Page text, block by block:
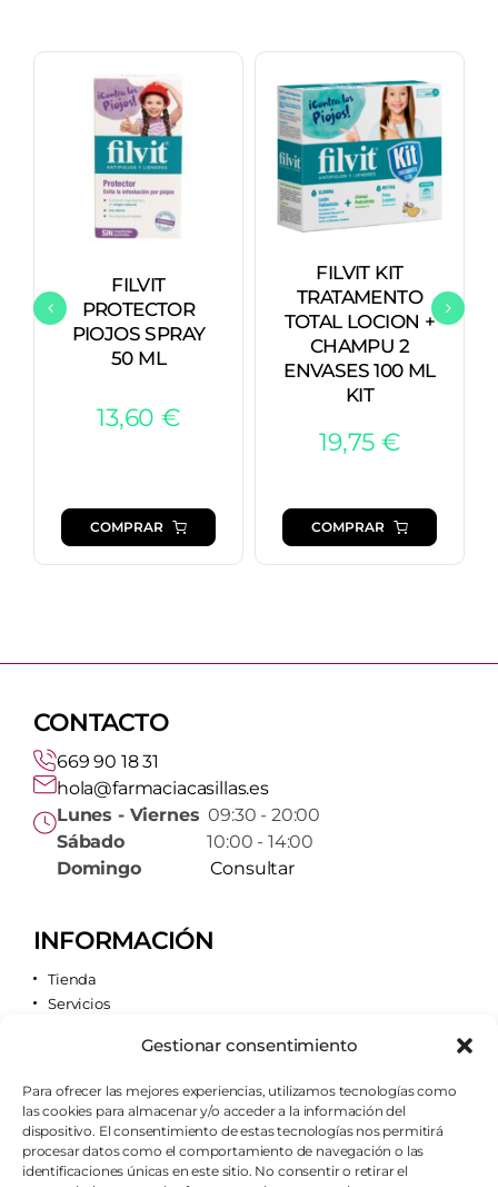
Gestionar consentimiento
Para ofrecer las mejores experiencias, utilizamos tecnologías como
las cookies para almacenar y/o acceder a la información del
dispositivo. El consentimiento de estas tecnologías nos permitirá
procesar datos como el comportamiento de navegación o las
identificaciones únicas en este sitio. No consentir o retirar el
FILVIT
PROTECTOR
PIOJOS SPRAY
50 ML
13,60 €
COMPRAR
FILVIT KIT
TRATAMENTO
TOTAL LOCION +
CHAMPU 2
ENVASES 100 ML
KIT
19,75 €
COMPRAR
CONTACTO
669 90 18 31
hola@farmaciacasillas.es
Lunes - Viernes 09:30 - 20:00
Sábado10:00 - 14:00
Domingo
Consultar
INFORMACIÓN
Tienda
Servicios
Quiénes somos
AVISOS LEGALES
Aviso legal